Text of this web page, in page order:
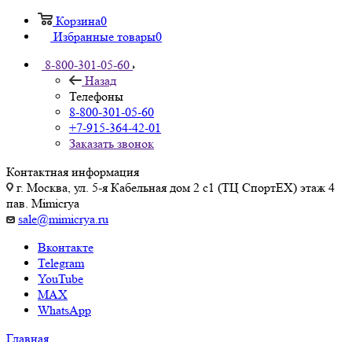
Корзина0
Избранные товары0
8-800-301-05-60
Назад
Телефоны
8-800-301-05-60
+7-915-364-42-01
Заказать звонок
Контактная информация
г. Москва, ул. 5-я Кабельная дом 2 с1 (ТЦ СпортEX) этаж 4
пав. Mimicrya
sale@mimicrya.ru
Вконтакте
Telegram
YouTube
MAX
WhatsApp
Главная